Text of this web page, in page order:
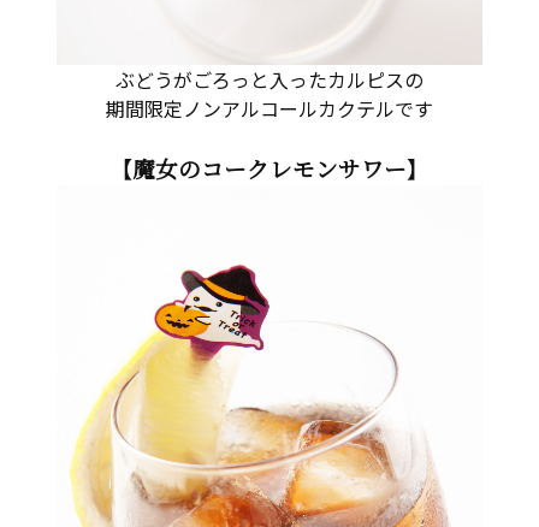
ぶどうがごろっと入ったカルピスの
期間限定ノンアルコールカクテルです
【魔女のコークレモンサワー】